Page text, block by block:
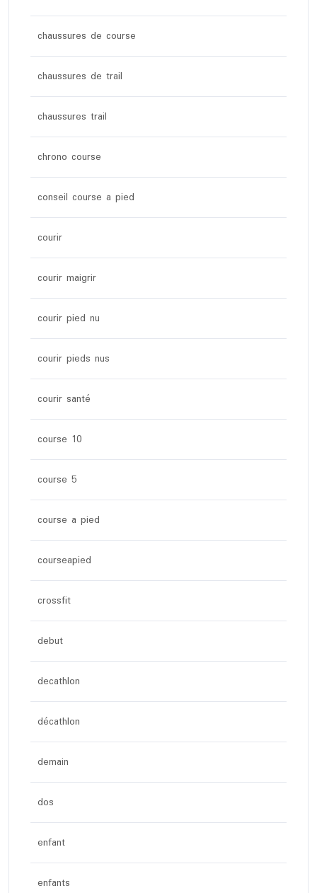
chaussures de course
chaussures de trail
chaussures trail
chrono course
conseil course a pied
courir
courir maigrir
courir pied nu
courir pieds nus
courir santé
course 10
course 5
course a pied
courseapied
crossfit
debut
decathlon
décathlon
demain
dos
enfant
enfants